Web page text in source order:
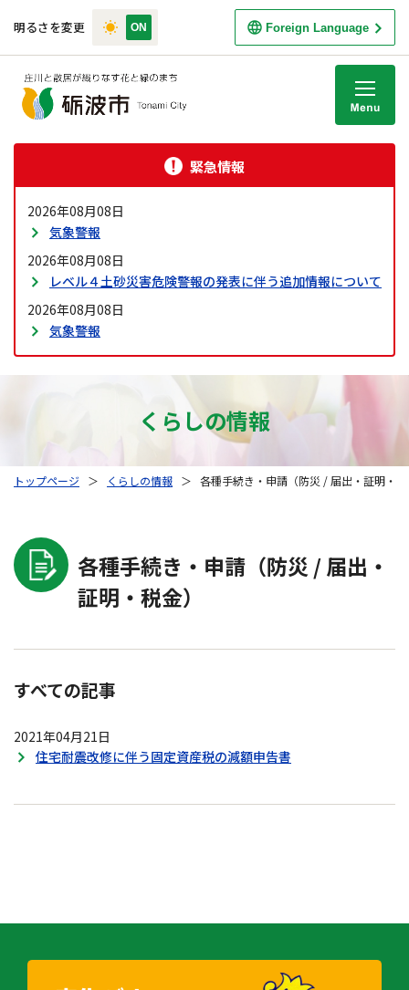
明るさを変更 Foreign Language
緊急情報
2026年08月08日
気象警報
2026年08月08日
レベル４土砂災害危険警報の発表に伴う追加情報について
2026年08月08日
気象警報
くらしの情報
トップページ ＞ くらしの情報 ＞ 各種手続き・申請（防災 / 届出・証明・
各種手続き・申請（防災 / 届出・
証明・税金）
すべての記事
2021年04月21日
住宅耐震改修に伴う固定資産税の減額申告書